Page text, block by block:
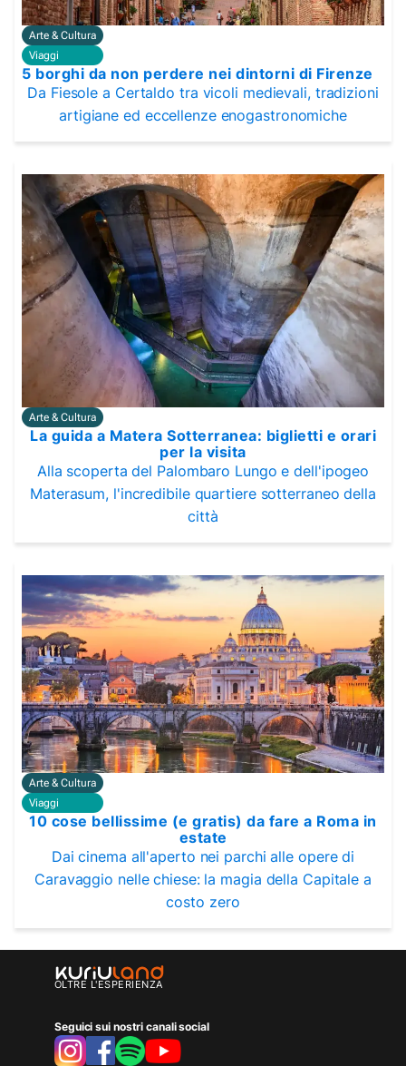
Arte & Cultura
Viaggi
5 borghi da non perdere nei dintorni di Firenze
Da Fiesole a Certaldo tra vicoli medievali, tradizioni
artigiane ed eccellenze enogastronomiche
Arte & Cultura
La guida a Matera Sotterranea: biglietti e orari
per la visita
Alla scoperta del Palombaro Lungo e dell'ipogeo
Materasum, l'incredibile quartiere sotterraneo della
città
Arte & Cultura
Viaggi
10 cose bellissime (e gratis) da fare a Roma in
estate
Dai cinema all'aperto nei parchi alle opere di
Caravaggio nelle chiese: la magia della Capitale a
costo zero
OLTRE L'ESPERIENZA
Seguici sui nostri canali social